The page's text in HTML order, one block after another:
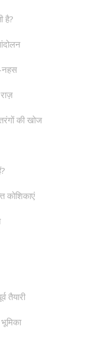
है?
नहस
की खोज
कोशिकाएं
तैयारी